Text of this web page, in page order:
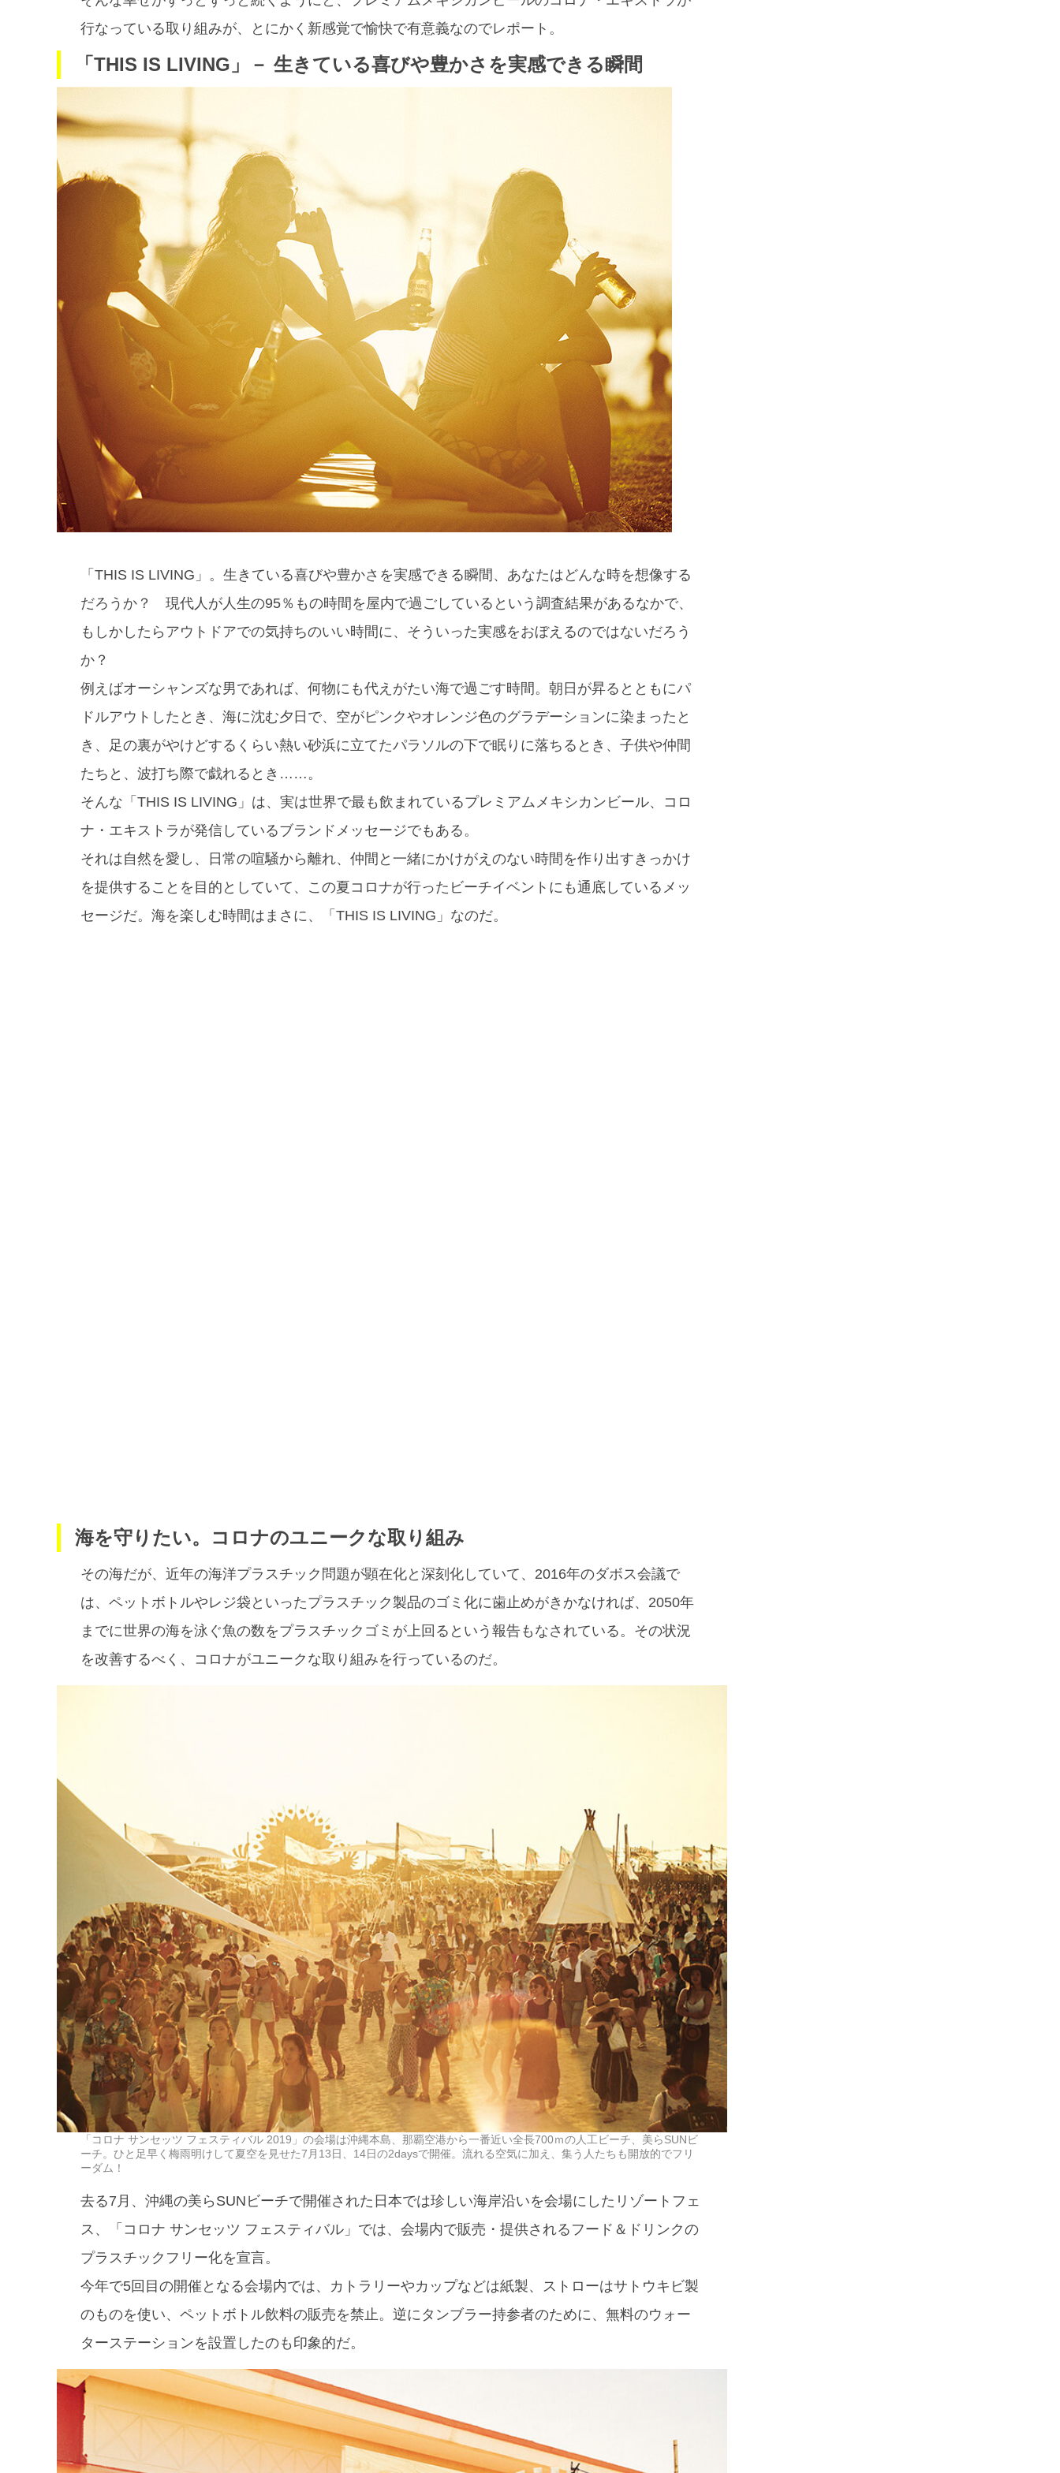
行なっている取り組みが、とにかく新感覚で愉快で有意義なのでレポート。
「THIS IS LIVING」－ 生きている喜びや豊かさを実感できる瞬間
「THIS IS LIVING」。生きている喜びや豊かさを実感できる瞬間、あなたはどんな時を想像する
だろうか？ 現代人が人生の95％もの時間を屋内で過ごしているという調査結果があるなかで、
もしかしたらアウトドアでの気持ちのいい時間に、そういった実感をおぼえるのではないだろう
か？
例えばオーシャンズな男であれば、何物にも代えがたい海で過ごす時間。朝日が昇るとともにパ
ドルアウトしたとき、海に沈む夕日で、空がピンクやオレンジ色のグラデーションに染まったと
き、足の裏がやけどするくらい熱い砂浜に立てたパラソルの下で眠りに落ちるとき、子供や仲間
たちと、波打ち際で戯れるとき……。
そんな「THIS IS LIVING」は、実は世界で最も飲まれているプレミアムメキシカンビール、コロ
ナ・エキストラが発信しているブランドメッセージでもある。
それは自然を愛し、日常の喧騒から離れ、仲間と一緒にかけがえのない時間を作り出すきっかけ
を提供することを目的としていて、この夏コロナが行ったビーチイベントにも通底しているメッ
セージだ。海を楽しむ時間はまさに、「THIS IS LIVING」なのだ。
海を守りたい。コロナのユニークな取り組み
その海だが、近年の海洋プラスチック問題が顕在化と深刻化していて、2016年のダボス会議で
は、ペットボトルやレジ袋といったプラスチック製品のゴミ化に歯止めがきかなければ、2050年
までに世界の海を泳ぐ魚の数をプラスチックゴミが上回るという報告もなされている。その状況
を改善するべく、コロナがユニークな取り組みを行っているのだ。
「コロナ サンセッツ フェスティバル 2019」の会場は沖縄本島、那覇空港から一番近い全長700ｍの人工ビーチ、美らSUNビ
ーチ。ひと足早く梅雨明けして夏空を見せた7月13日、14日の2daysで開催。流れる空気に加え、集う人たちも開放的でフリ
ーダム！
去る7月、沖縄の美らSUNビーチで開催された日本では珍しい海岸沿いを会場にしたリゾートフェ
ス、「コロナ サンセッツ フェスティバル」では、会場内で販売・提供されるフード＆ドリンクの
プラスチックフリー化を宣言。
今年で5回目の開催となる会場内では、カトラリーやカップなどは紙製、ストローはサトウキビ製
のものを使い、ペットボトル飲料の販売を禁止。逆にタンブラー持参者のために、無料のウォー
ターステーションを設置したのも印象的だ。